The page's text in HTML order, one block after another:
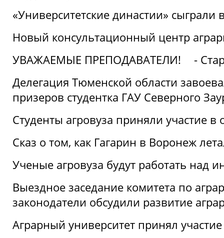
«Университетские династии»
Новый консультационный центр
УВАЖАЕМЫЕ ПРЕПОДАВАТЕЛИ!
-
Делегация Тюменской области
призеров студентка ГАУ Северного
Студенты агровуза приняли участие в
Сказ о том, как Гагарин в Воронеж
Ученые агровуза будут работать над
Выездное заседание комитета по
законодатели обсудили развитие
Аграрный университет принял